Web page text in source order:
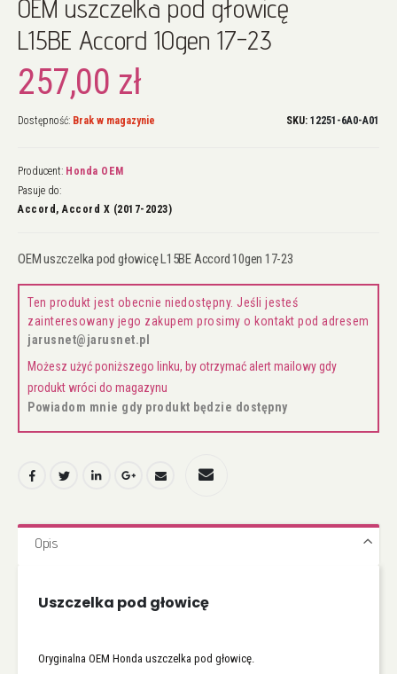
początek
galerii
OEM uszczelka pod głowicę
L15BE Accord 10gen 17-23
257,00 zł
Dostępność: Brak w magazynie SKU 12251-6A0-A01
Producent: Honda OEM
Pasuje do:
Accord, Accord X (2017-2023)
OEM uszczelka pod głowicę L15BE Accord 10gen 17-23
Ten produkt jest obecnie niedostępny. Jeśli jesteś
zainteresowany jego zakupem prosimy o kontakt pod adresem
jarusnet@jarusnet.pl
Możesz użyć poniższego linku, by otrzymać alert mailowy gdy
produkt wróci do magazynu
Powiadom mnie gdy produkt będzie dostępny
Opis
Uszczelka pod głowicę
Oryginalna OEM Honda uszczelka pod głowicę.